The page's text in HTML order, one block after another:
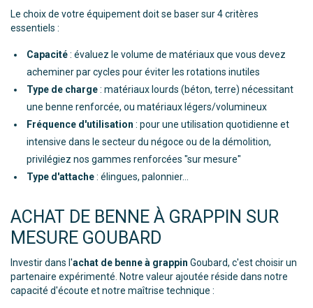
Le choix de votre équipement doit se baser sur 4 critères
essentiels :
Capacité: évaluez le volume de matériaux que vous devez
acheminer par cycles pour éviter les rotations inutiles
Type de charge: matériaux lourds (béton, terre) nécessitant
une benne renforcée, ou matériaux légers/volumineux
Fréquence d'utilisation : pour une utilisation quotidienne et
intensive dans le secteur du négoce ou de la démolition,
privilégiez nos gammes renforcées "sur mesure"
Type d'attache: élingues, palonnier...
ACHAT DE BENNE À GRAPPIN SUR
MESURE GOUBARD
Investir dans l'achat de benne à grappin Goubard, c'est choisir un
partenaire expérimenté. Notre valeur ajoutée réside dans notre
capacité d'écoute et notre maîtrise technique :